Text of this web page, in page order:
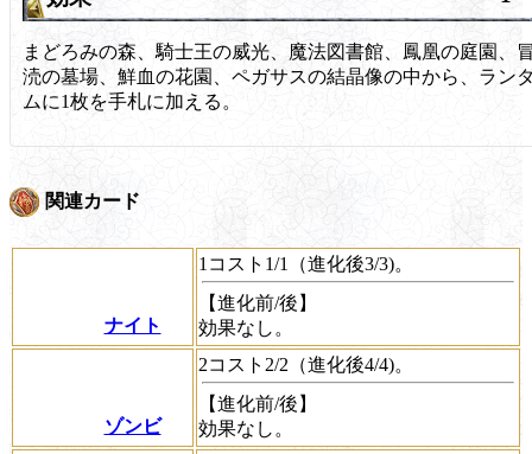
まどろみの森、騎士王の威光、魔法図書館、鳳凰の庭園、
涜の墓場、鮮血の花園、ペガサスの結晶像の中から、ラン
ムに1枚を手札に加える。
関連カード
ナイト
1コスト1/1（進化後3/3)。
【進化前/後】
効果なし。
ゾンビ
2コスト2/2（進化後4/4)。
【進化前/後】
効果なし。